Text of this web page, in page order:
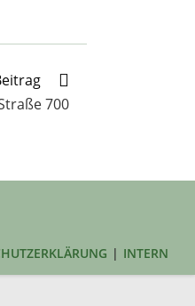
700
INTERN